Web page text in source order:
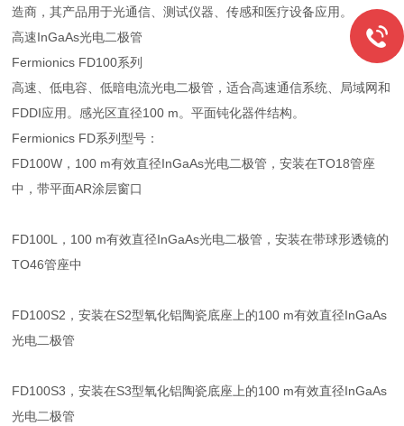
造商，其产品用于光通信、测试仪器、传感和医疗设备应用。
高速InGaAs光电二极管
Fermionics FD100系列
高速、低电容、低暗电流光电二极管，适合高速通信系统、局域网和
FDDI应用。感光区直径100 m。平面钝化器件结构。
Fermionics FD系列型号：
FD100W，100 m有效直径InGaAs光电二极管，安装在TO18管座
中，带平面AR涂层窗口
FD100L，100 m有效直径InGaAs光电二极管，安装在带球形透镜的
TO46管座中
FD100S2，安装在S2型氧化铝陶瓷底座上的100 m有效直径InGaAs
光电二极管
FD100S3，安装在S3型氧化铝陶瓷底座上的100 m有效直径InGaAs
光电二极管